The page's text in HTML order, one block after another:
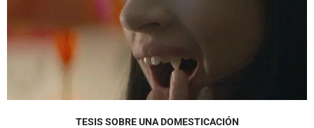
TESIS SOBRE UNA DOMESTICACIÓN